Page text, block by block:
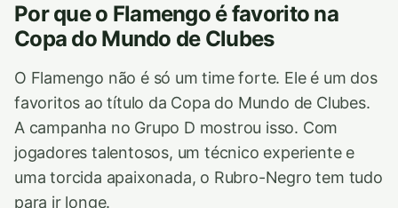
Por que o Flamengo é favorito na
Copa do Mundo de Clubes
O Flamengo não é só um time forte. Ele é um dos
favoritos ao título da Copa do Mundo de Clubes.
A campanha no Grupo D mostrou isso. Com
jogadores talentosos, um técnico experiente e
uma torcida apaixonada, o Rubro-Negro tem tudo
para ir longe.